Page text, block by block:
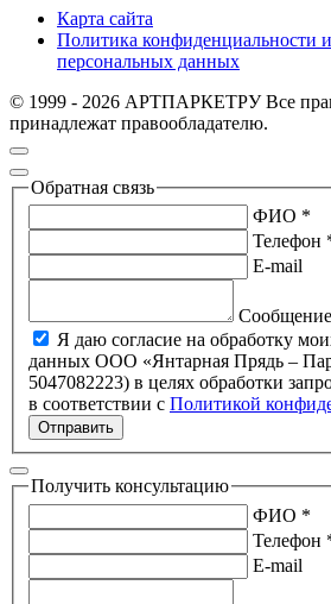
Карта сайта
Политика конфиденциальности
персональных данных
© 1999 - 2026 АРТПАРКЕТРУ Все
принадлежат правообладателю.
Обратная связь
ФИО *
Телефон
E-mail
Сообщение
Я даю согласие на обработку
данных ООО «Янтарная Прядь –
5047082223) в целях обработки запроса и обратной связи,
в соответствии с Политикой
Отправить
Получить консультацию
ФИО *
Телефон
E-mail